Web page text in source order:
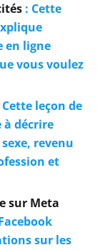
: Cette
en ligne
vous voulez
leçon de
à décrire
revenu
et
sur Meta
sur les